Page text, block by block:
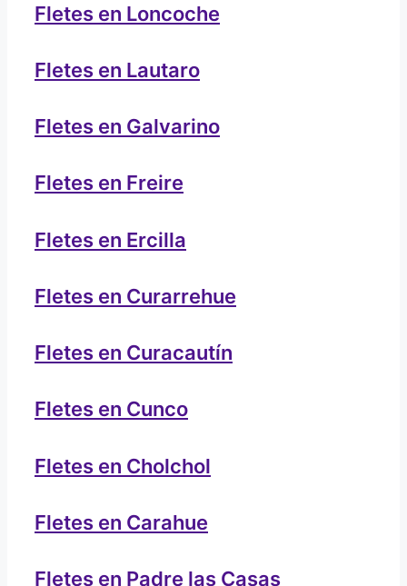
Fletes en Loncoche
Fletes en Lautaro
Fletes en Galvarino
Fletes en Freire
Fletes en Ercilla
Fletes en Curarrehue
Fletes en Curacautín
Fletes en Cunco
Fletes en Cholchol
Fletes en Carahue
Fletes en Padre las Casas